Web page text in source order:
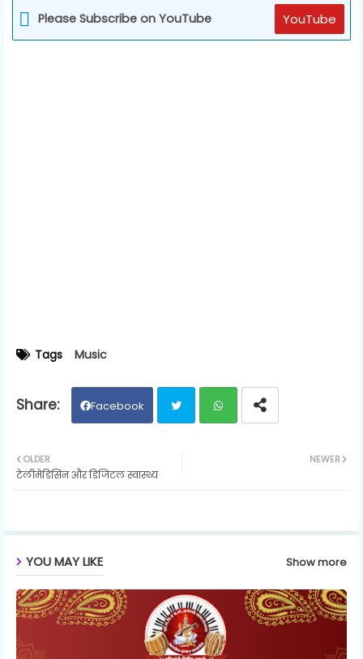
Please Subscribe on YouTube YouTube
Tags Music
Facebook
NEWER
OLDER
टेलीमेडिसिन और डिजिटल स्वास्थ्य
YOU MAY LIKE Show more